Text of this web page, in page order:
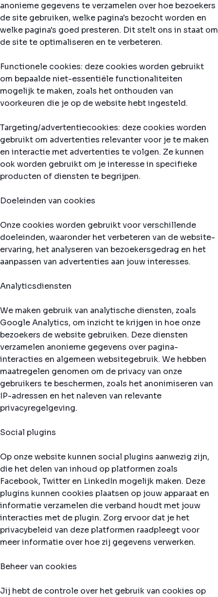
anonieme gegevens te verzamelen over hoe bezoekers
de site gebruiken, welke pagina's bezocht worden en
welke pagina's goed presteren. Dit stelt ons in staat om
de site te optimaliseren en te verbeteren.
Functionele cookies: deze cookies worden gebruikt
om bepaalde niet-essentiële functionaliteiten
mogelijk te maken, zoals het onthouden van
voorkeuren die je op de website hebt ingesteld.
Targeting/advertentiecookies: deze cookies worden
gebruikt om advertenties relevanter voor je te maken
en interactie met advertenties te volgen. Ze kunnen
ook worden gebruikt om je interesse in specifieke
producten of diensten te begrijpen.
Doeleinden van cookies
Onze cookies worden gebruikt voor verschillende
doeleinden, waaronder het verbeteren van de website-
ervaring, het analyseren van bezoekersgedrag en het
aanpassen van advertenties aan jouw interesses.
Analyticsdiensten
We maken gebruik van analytische diensten, zoals
Google Analytics, om inzicht te krijgen in hoe onze
bezoekers de website gebruiken. Deze diensten
verzamelen anonieme gegevens over pagina-
interacties en algemeen websitegebruik. We hebben
maatregelen genomen om de privacy van onze
gebruikers te beschermen, zoals het anonimiseren van
IP-adressen en het naleven van relevante
privacyregelgeving.
Social plugins
Op onze website kunnen social plugins aanwezig zijn,
die het delen van inhoud op platformen zoals
Facebook, Twitter en LinkedIn mogelijk maken. Deze
plugins kunnen cookies plaatsen op jouw apparaat en
informatie verzamelen die verband houdt met jouw
interacties met de plugin. Zorg ervoor dat je het
privacybeleid van deze platformen raadpleegt voor
meer informatie over hoe zij gegevens verwerken.
Beheer van cookies
Jij hebt de controle over het gebruik van cookies op